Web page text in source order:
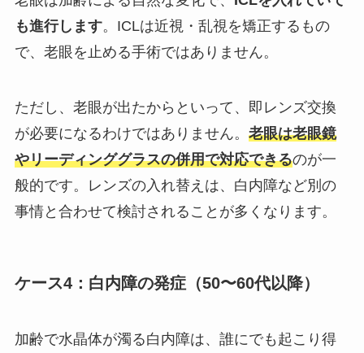
も進行します。ICLは近視・乱視を矯正するもの
で、老眼を止める手術ではありません。
ただし、老眼が出たからといって、即レンズ交換
が必要になるわけではありません。 老眼は老眼鏡
やリーディンググラスの併用で対応できるのが一
般的です。レンズの入れ替えは、白内障など別の
事情と合わせて検討されることが多くなります。
ケース4：白内障の発症（50〜60代以降）
加齢で水晶体が濁る白内障は、誰にでも起こり得